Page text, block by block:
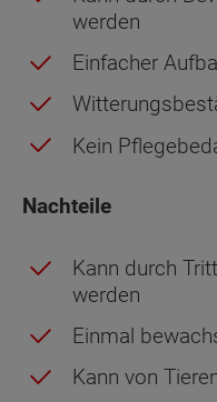
werden
Einfacher
Kein
Nachteile
Kann durch
werden
Einmal
Kann von